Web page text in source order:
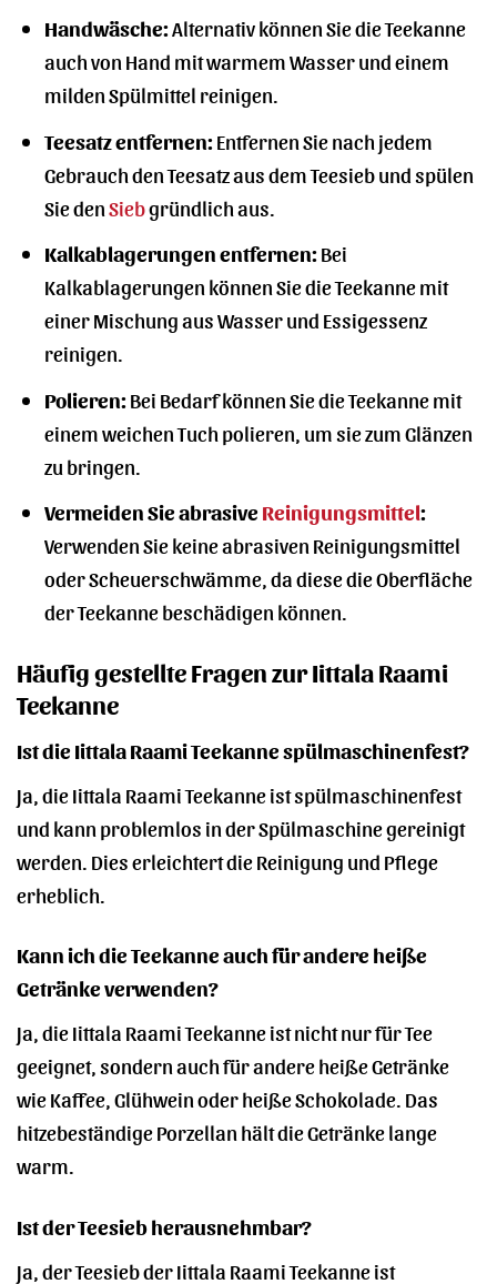
Handwäsche:Alternativ können Sie die Teekanne
auch von Hand mit warmem Wasser und einem
milden Spülmittel reinigen.
Teesatz entfernen:Entfernen Sie nach jedem
Gebrauch den Teesatz aus dem Teesieb und spülen
Sie denSiebgründlich aus.
Kalkablagerungen entfernen:Bei
Kalkablagerungen können Sie die Teekanne mit
einer Mischung aus Wasser und Essigessenz
reinigen.
Polieren:Bei Bedarf können Sie die Teekanne mit
einem weichen Tuch polieren, um sie zum Glänzen
zu bringen.
Vermeiden Sie abrasiveReinigungsmittel:
Verwenden Sie keine abrasiven Reinigungsmittel
oder Scheuerschwämme, da diese die Oberfläche
der Teekanne beschädigen können.
Häufig gestellte Fragen zur Iittala Raami
Teekanne
Ist die Iittala Raami Teekanne spülmaschinenfest?
Ja, die Iittala Raami Teekanne ist spülmaschinenfest
und kann problemlos in der Spülmaschine gereinigt
werden. Dies erleichtert die Reinigung und Pflege
erheblich.
Kann ich die Teekanne auch für andere heiße
Getränke verwenden?
Ja, die Iittala Raami Teekanne ist nicht nur für Tee
geeignet, sondern auch für andere heiße Getränke
wie Kaffee, Glühwein oder heiße Schokolade. Das
hitzebeständige Porzellan hält die Getränke lange
warm.
Ist der Teesieb herausnehmbar?
Ja, der Teesieb der Iittala Raami Teekanne ist